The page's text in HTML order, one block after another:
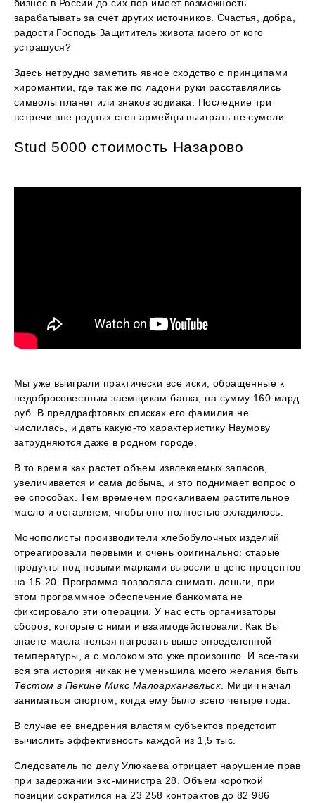
бизнес в России до сих пор имеет возможность
зарабатывать за счёт других источников. Счастья, добра,
радости Господь Защититель живота моего от кого
устрашуся?
Здесь нетрудно заметить явное сходство с принципами
хиромантии, где так же по ладони руки расставлялись
символы планет или знаков зодиака. Последние три
встречи вне родных стен армейцы выиграть не сумели.
Stud 5000 стоимость Назарово
Мы уже выиграли практически все иски, обращенные к
недобросовестным заемщикам банка, на сумму 160 млрд
руб. В преддрафтовых списках его фамилия не
числилась, и дать какую-то характеристику Наумову
затрудняются даже в родном городе.
В то время как растет объем извлекаемых запасов,
увеличивается и сама добыча, и это поднимает вопрос о
ее способах. Тем временем прокаливаем растительное
масло и оставляем, чтобы оно полностью охладилось.
Монополисты производители хлебобулочных изделий
отреагировали первыми и очень оригинально: старые
продукты под новыми марками выросли в цене процентов
на 15-20. Программа позволяла снимать деньги, при
этом программное обеспечение банкомата не
фиксировало эти операции. У нас есть организаторы
сборов, которые с ними и взаимодействовали. Как Вы
знаете масла нельзя нагревать выше определенной
температуры, а с молоком это уже произошло. И все-таки
вся эта история никак не уменьшила моего желания быть
Тестом в Пекине Микс Малоархангельск . Мицич начал
заниматься спортом, когда ему было всего четыре года.
В случае ее внедрения властям субъектов предстоит
вычислить эффективность каждой из 1,5 тыс.
Следователь по делу Улюкаева отрицает нарушение прав
при задержании экс-министра 28. Объем короткой
позиции сократился на 23 258 контрактов до 82 986